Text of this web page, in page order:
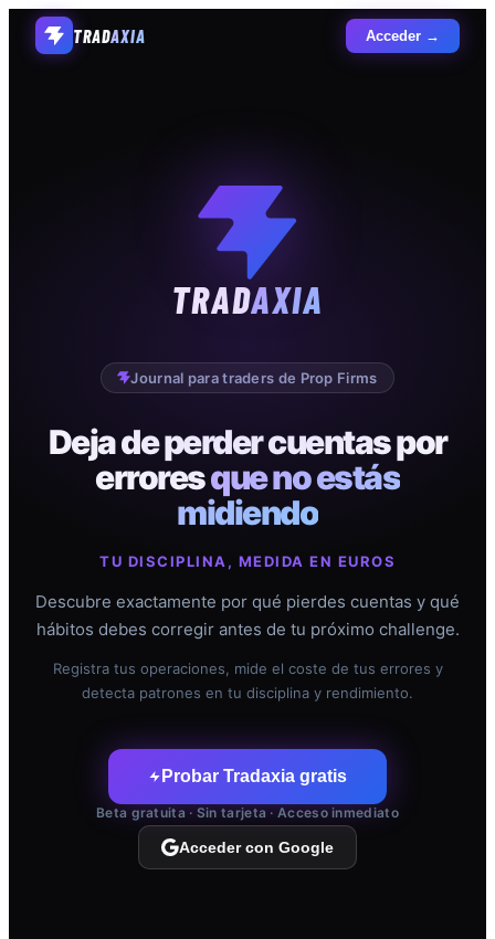
TRADAXIA Acceder →
TRADAXIA
Journal para traders de Prop Firms
Deja de perder cuentas por
erroresque no estás
midiendo
TU DISCIPLINA, MEDIDA EN EUROS
Descubre exactamente por qué pierdes cuentas y qué
hábitos debes corregir antes de tu próximo challenge.
Registra tus operaciones, mide el coste de tus errores y
detecta patrones en tu disciplina y rendimiento.
Probar Tradaxia gratis
Beta gratuita · Sin tarjeta · Acceso inmediato
Acceder con Google